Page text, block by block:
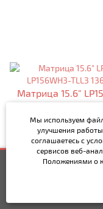
Матрица 15.6"
Мы используем
улучшения
соглашаетесь с
сервисов веб-
Положениями о